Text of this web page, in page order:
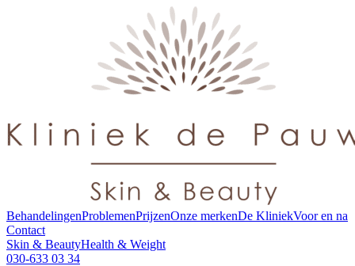
BehandelingenProblemenPrijzenOnze merkenDe KliniekVoor en na
Contact
Skin & BeautyHealth & Weight
030-633 03 34